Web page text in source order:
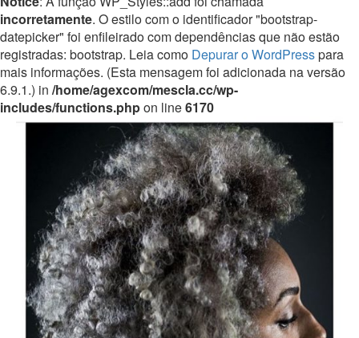
incorretamente. O estilo com o identificador "bootstrap-
datepicker" foi enfileirado com dependências que não estão
registradas: bootstrap. Leia como Depurar o WordPresspara
mais informações. (Esta mensagem foi adicionada na versão
6.9.1.) in /home/agexcom/mescla.cc/wp-
includes/functions.phpon line6170